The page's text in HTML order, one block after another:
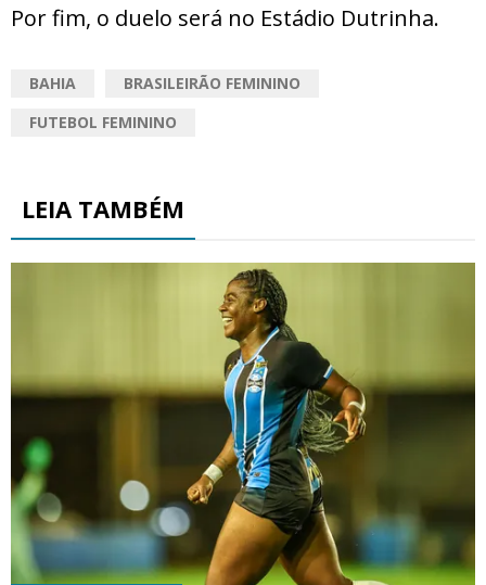
Por fim, o duelo será no Estádio Dutrinha.
BAHIA
BRASILEIRÃO FEMININO
FUTEBOL FEMININO
LEIA TAMBÉM